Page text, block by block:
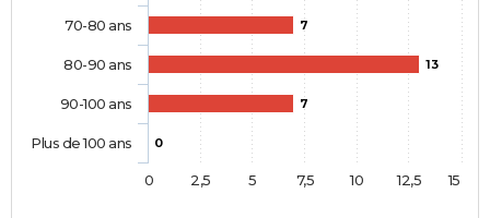
7
13
7
0
70-80 ans
80-90 ans
90-100 ans
Plus de 100 ans
0 2,5 5 7,5 10 12,5 15